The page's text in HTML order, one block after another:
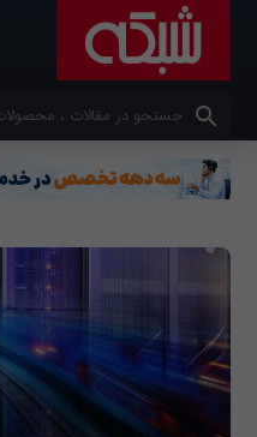
کلمات کلیدی خود را وارد کنید